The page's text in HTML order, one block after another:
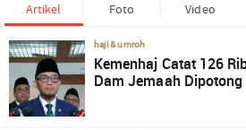
Artikel Foto Video
haji & umroh
Kemenhaj Catat 126
Dam Jemaah